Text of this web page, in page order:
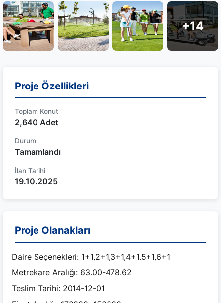
+14
Proje Özellikleri
Toplam Konut
2,640 Adet
Durum
Tamamlandı
İlan Tarihi
19.10.2025
Proje Olanakları
Daire Seçenekleri: 1+1,2+1,3+1,4+1.5+1,6+1
Metrekare Aralığı: 63.00-478.62
Teslim Tarihi: 2014-12-01